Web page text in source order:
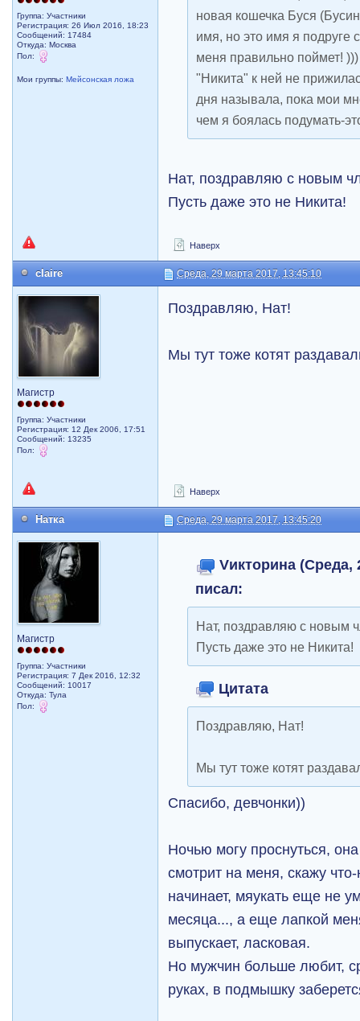
Группа: Участники
Регистрация: 26 Июл 2016, 18:23
Сообщений: 17484
Откуда: Москва
Пол:
Мои группы:Мейсонская ложа
новая кошечка Буся
имя, но это имя я подруге
меня правильно поймет! )))
"Никита" к ней не
дня называла, пока мои
чем я боялась подумать-
Нат, поздравляю с новым
Пусть даже это не Никита!
Наверх
claire Среда, 29 марта 2017, 13:45:10
Магистр
Группа: Участники
Регистрация: 12 Дек 2006, 17:51
Сообщений: 13235
Пол:
Поздравляю, Нат!
Мы тут тоже котят
Наверх
Натка Среда, 29 марта 2017, 13:45:20
Магистр
Группа: Участники
Регистрация: 7 Дек 2016, 12:32
Сообщений: 10017
Откуда: Тула
Пол:
Vикторина (Среда,
писал:
Нат, поздравляю с новым
Пусть даже это не Никита!
Цитата
Поздравляю, Нат!
Мы тут тоже котят
Спасибо, девчонки))
Ночью могу проснуться,
смотрит на меня, скажу
начинает, мяукать еще не
месяца..., а еще лапкой
выпускает, ласковая.
Но мужчин больше любит,
руках, в подмышку